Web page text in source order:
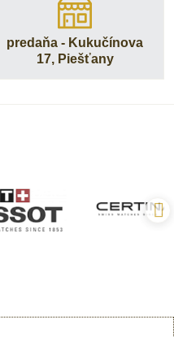
predaňa - Kukučínova
17, Piešťany